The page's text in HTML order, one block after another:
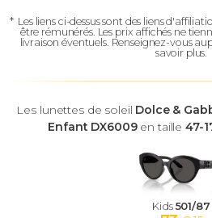
* Les liens ci-dessus sont des liens
être rémunérés. Les prix affichés ne
livraison éventuels. Renseignez-vous
savoir plus.
Les lunettes de soleil Dolce &
Enfant DX6009en taille47-
Kids501/87